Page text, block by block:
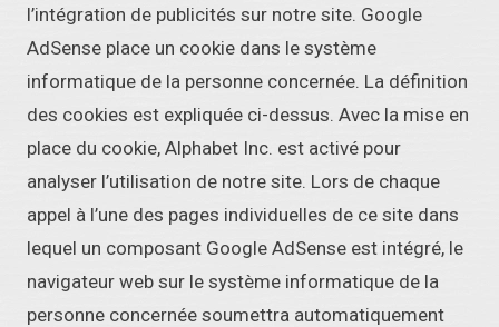
l’intégration de publicités sur notre site. Google
AdSense place un cookie dans le système
informatique de la personne concernée. La définition
des cookies est expliquée ci-dessus. Avec la mise en
place du cookie, Alphabet Inc. est activé pour
analyser l’utilisation de notre site. Lors de chaque
appel à l’une des pages individuelles de ce site dans
lequel un composant Google AdSense est intégré, le
navigateur web sur le système informatique de la
personne concernée soumettra automatiquement